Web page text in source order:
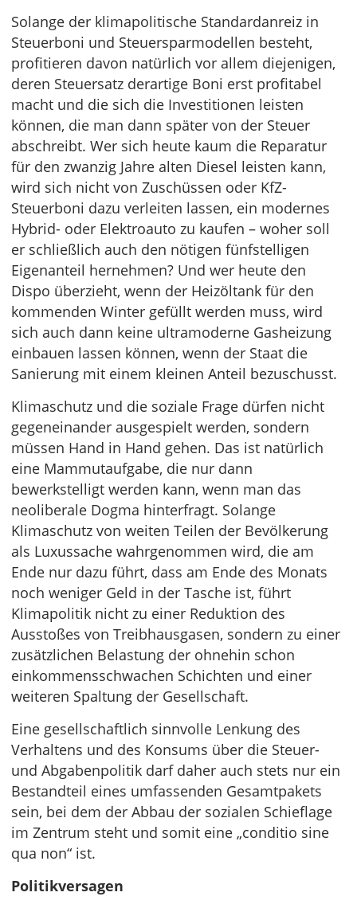
Solange der klimapolitische Standardanreiz in
Steuerboni und Steuersparmodellen besteht,
profitieren davon natürlich vor allem diejenigen,
deren Steuersatz derartige Boni erst profitabel
macht und die sich die Investitionen leisten
können, die man dann später von der Steuer
abschreibt. Wer sich heute kaum die Reparatur
für den zwanzig Jahre alten Diesel leisten kann,
wird sich nicht von Zuschüssen oder KfZ-
Steuerboni dazu verleiten lassen, ein modernes
Hybrid- oder Elektroauto zu kaufen – woher soll
er schließlich auch den nötigen fünfstelligen
Eigenanteil hernehmen? Und wer heute den
Dispo überzieht, wenn der Heizöltank für den
kommenden Winter gefüllt werden muss, wird
sich auch dann keine ultramoderne Gasheizung
einbauen lassen können, wenn der Staat die
Sanierung mit einem kleinen Anteil bezuschusst.
Klimaschutz und die soziale Frage dürfen nicht
gegeneinander ausgespielt werden, sondern
müssen Hand in Hand gehen. Das ist natürlich
eine Mammutaufgabe, die nur dann
bewerkstelligt werden kann, wenn man das
neoliberale Dogma hinterfragt. Solange
Klimaschutz von weiten Teilen der Bevölkerung
als Luxussache wahrgenommen wird, die am
Ende nur dazu führt, dass am Ende des Monats
noch weniger Geld in der Tasche ist, führt
Klimapolitik nicht zu einer Reduktion des
Ausstoßes von Treibhausgasen, sondern zu einer
zusätzlichen Belastung der ohnehin schon
einkommensschwachen Schichten und einer
weiteren Spaltung der Gesellschaft.
Eine gesellschaftlich sinnvolle Lenkung des
Verhaltens und des Konsums über die Steuer-
und Abgabenpolitik darf daher auch stets nur ein
Bestandteil eines umfassenden Gesamtpakets
sein, bei dem der Abbau der sozialen Schieflage
im Zentrum steht und somit eine „conditio sine
qua non“ ist.
Politikversagen